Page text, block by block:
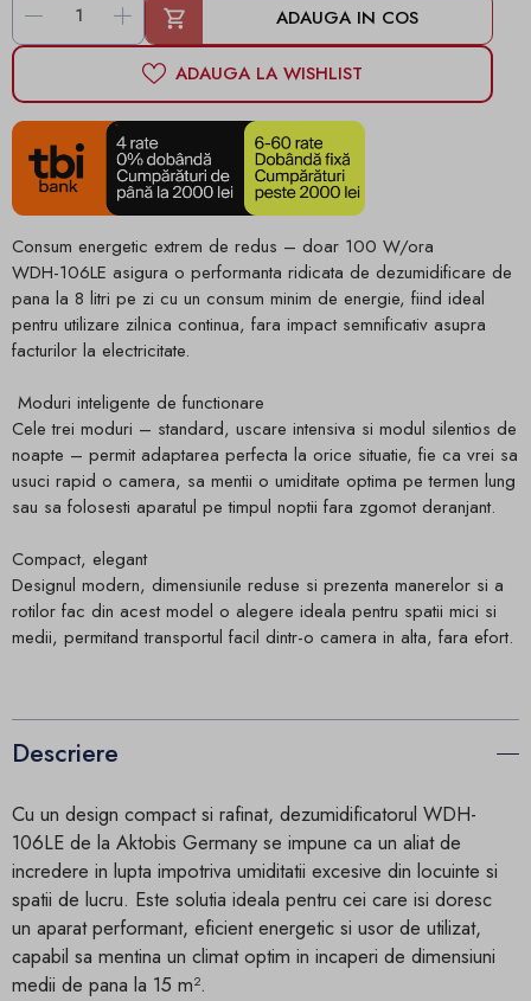
- + ADAUGA IN COS
ADAUGA LA WISHLIST
Consum energetic extrem de redus – doar 100 W/ora
WDH-106LE asigura o performanta ridicata de dezumidificare de
pana la 8 litri pe zi cu un consum minim de energie, fiind ideal
pentru utilizare zilnica continua, fara impact semnificativ asupra
facturilor la electricitate.
Moduri inteligente de functionare
Cele trei moduri – standard, uscare intensiva si modul silentios de
noapte – permit adaptarea perfecta la orice situatie, fie ca vrei sa
usuci rapid o camera, sa mentii o umiditate optima pe termen lung
sau sa folosesti aparatul pe timpul noptii fara zgomot deranjant.
Compact, elegant
Designul modern, dimensiunile reduse si prezenta manerelor si a
rotilor fac din acest model o alegere ideala pentru spatii mici si
medii, permitand transportul facil dintr-o camera in alta, fara efort.
Descriere
Cu un design compact si rafinat, dezumidificatorul WDH-
106LE de la Aktobis Germany se impune ca un aliat de
incredere in lupta impotriva umiditatii excesive din locuinte si
spatii de lucru. Este solutia ideala pentru cei care isi doresc
un aparat performant, eficient energetic si usor de utilizat,
capabil sa mentina un climat optim in incaperi de dimensiuni
medii de pana la 15 m².